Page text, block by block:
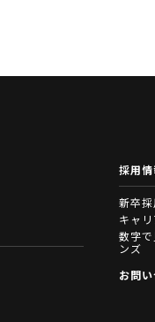
採用
新卒採
キャ
数字
ンズ
お問